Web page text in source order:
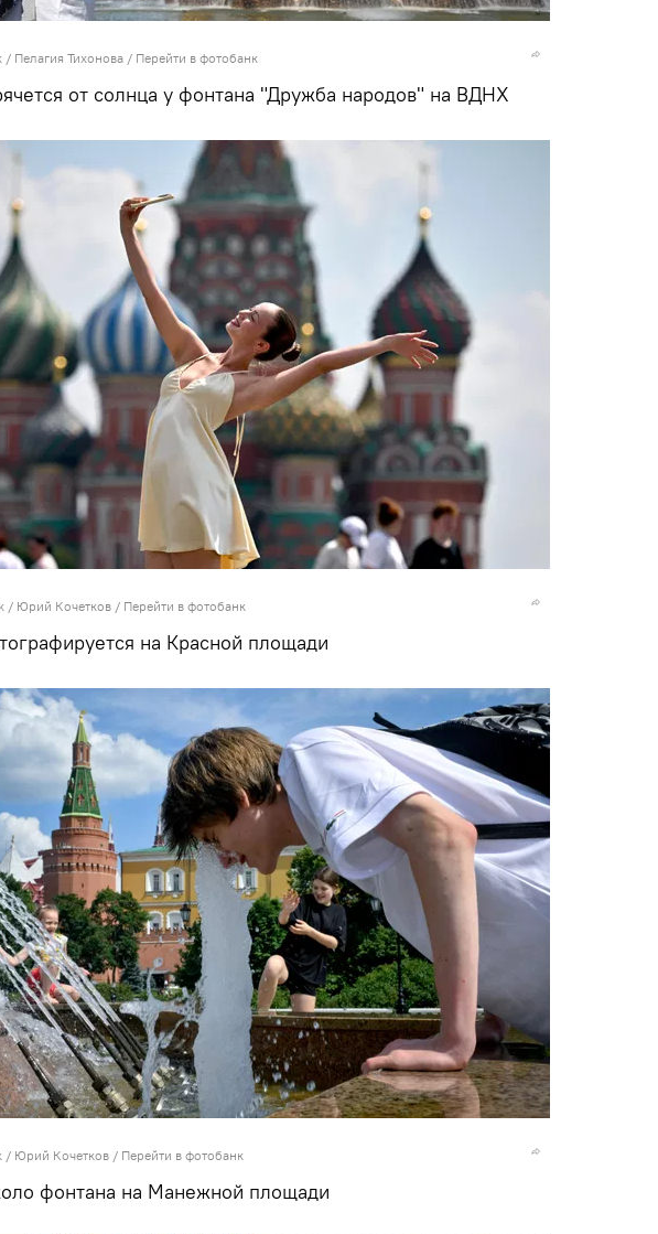
Пелагия Тихонова / Перейти в фотобанк
от солнца у фонтана "Дружба народов" на ВДНХ
/ Юрий Кочетков / Перейти в фотобанк
на Красной площади
/ Юрий Кочетков / Перейти в фотобанк
фонтана на Манежной площади